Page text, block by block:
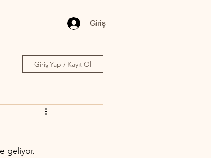
Giriş
Giriş Yap / Kayıt Ol
geliyor.